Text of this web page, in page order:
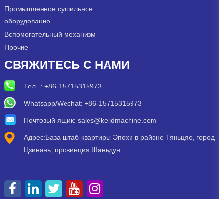
Промышленное сушильное
оборудование
Вспомогательный механизм
Прочие
СВЯЖИТЕСЬ С НАМИ
Тел.： +86-15715315973
Whatsapp/Wechat: +86-15715315973
Почтовый ящик: sales@kelidmachine.com
Адрес:База штаб-квартиры Эпохи в районе Тяньцяо, город
Цзинань, провинция Шаньдун